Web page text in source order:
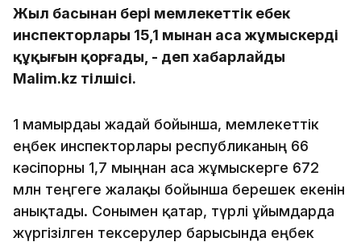
Жыл басынан бері мемлекеттік еңбек
инспекторлары 15,1 мыңнан аса жұмыскердің
құқығын қорғады, - деп хабарлайды
Malim.kz тілшісі.
1 мамырдағы жағдай бойынша, мемлекеттік
еңбек инспекторлары республиканың 66
кәсіпорны 1,7 мыңнан аса жұмыскерге 672
млн теңгеге жалақы бойынша берешек екенін
анықтады. Сонымен қатар, түрлі ұйымдарда
жүргізілген тексерулер барысында еңбек